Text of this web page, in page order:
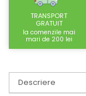
COSMETICE FAȚĂ
CREME CORP-
CALCAIE
ULEIURI
TRANSPORT
GRATUIT
la comenzile mai
mari de 200 lei
Descriere